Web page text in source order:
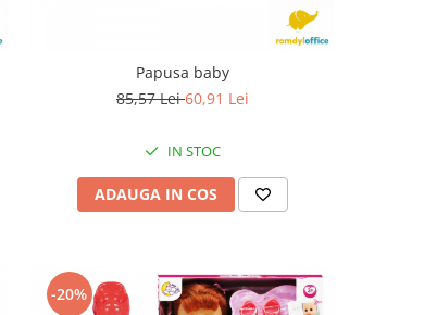
Papusa baby
85,57 Lei60,91 Lei
IN STOC
ADAUGA IN COS
-20%